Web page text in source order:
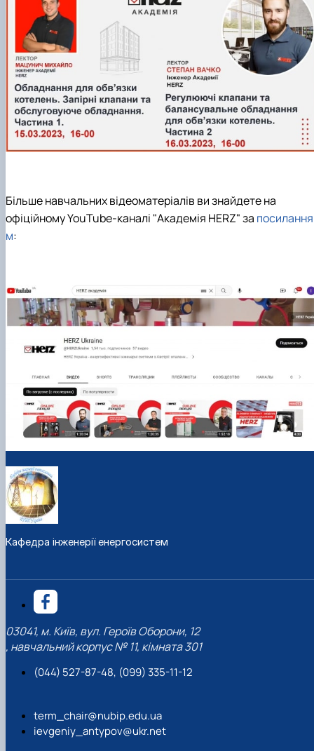
Більше навчальних відеоматеріалів ви знайдете на
офіційному YouTube-каналі "Академія HERZ" за посилання
м:
Кафедра інженерії енергосистем
03041, м. Київ, вул. Героїв Оборони, 12
, навчальний корпус № 11, кімната 301
(044) 527-87-48, (099) 335-11-12
term_chair@nubip.edu.ua
ievgeniy_antypov@ukr.net